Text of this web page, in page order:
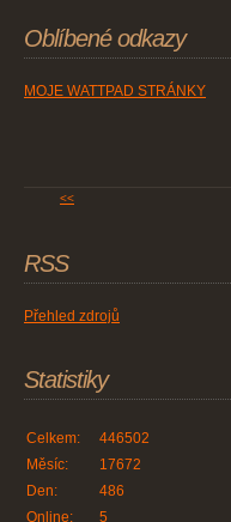
Oblíbené odkazy
MOJE WATTPAD STRÁNKY
<<
RSS
Přehled zdrojů
Statistiky
Online: 5
Celkem:
446502
Měsíc:
17672
Den:
486